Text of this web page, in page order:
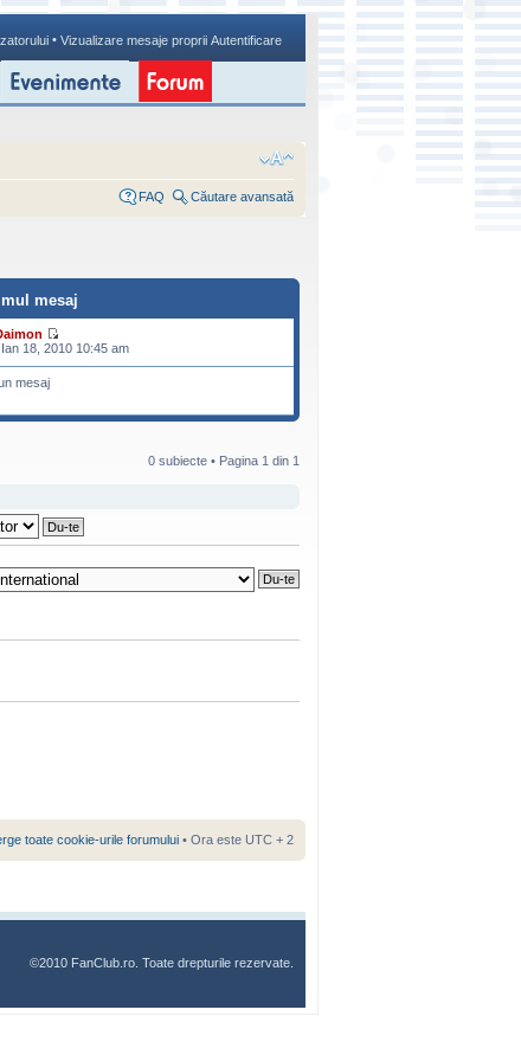
• Vizualizare mesaje proprii Autentificare
FAQ Căutare avansată
mesaj
18, 2010 10:45 am
mesaj
0 subiecte • Pagina 1 din 1
toate cookie-urile forumului • Ora este UTC + 2
©2010 FanClub.ro. Toate drepturile rezervate.